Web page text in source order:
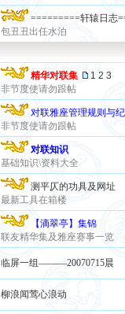
=========轩辕日志
包丑丑出任水泊
精华对联集 1 2 3
非节度使请勿跟帖
对联雅座管理规则与
非节度使请勿跟帖
对联知识
基础知识\资料大全
测平仄的功具及网址
最新工具在箱楼
【滴翠亭】集锦
联友精华集及雅座赛事一览
临屏一组———20070715晨
柳浪闻莺心浪动